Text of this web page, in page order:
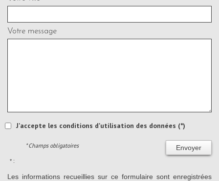
Votre message
J'accepte les conditions d'utilisation des données (*)
Envoyer
* Champs obligatoires
* :
Les informations recueillies sur ce formulaire sont enregistrées